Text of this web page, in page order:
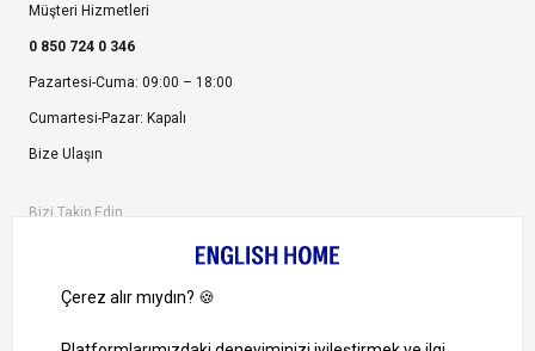
Müşteri Hizmetleri
0 850 724 0 346
Pazartesi-Cuma: 09:00 – 18:00
Cumartesi-Pazar: Kapalı
Bize Ulaşın
Bizi Takip Edin